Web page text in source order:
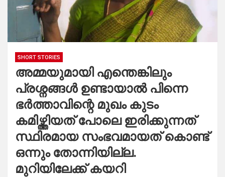
SHORT STORIES
അമ്മയുമായി എന്തെങ്കിലും
പ്രശ്നങ്ങൾ ഉണ്ടായാൽ പിന്നെ
ഭർത്താവിന്റെ മുഖം കുടം
കമിഴ്ത്തിയത് പോലെ ഇരിക്കുന്നത്
സ്ഥിരമായ സംഭവമായത് കൊണ്ട്
ഒന്നും തോന്നിയില്ല.
മുറിയിലേക്ക് കയറി